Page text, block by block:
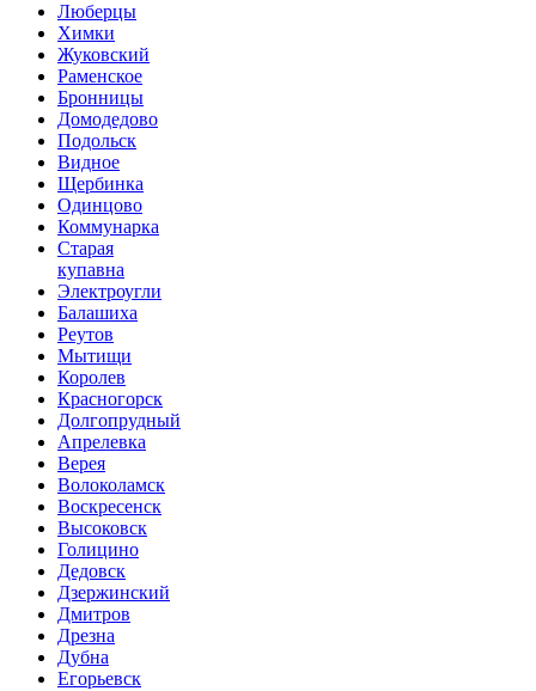
Люберцы
Химки
Жуковский
Раменское
Бронницы
Домодедово
Подольск
Видное
Щербинка
Одинцово
Коммунарка
Старая
купавна
Электроугли
Балашиха
Реутов
Мытищи
Королев
Красногорск
Долгопрудный
Апрелевка
Верея
Волоколамск
Воскресенск
Высоковск
Голицино
Дедовск
Дзержинский
Дмитров
Дрезна
Дубна
Егорьевск